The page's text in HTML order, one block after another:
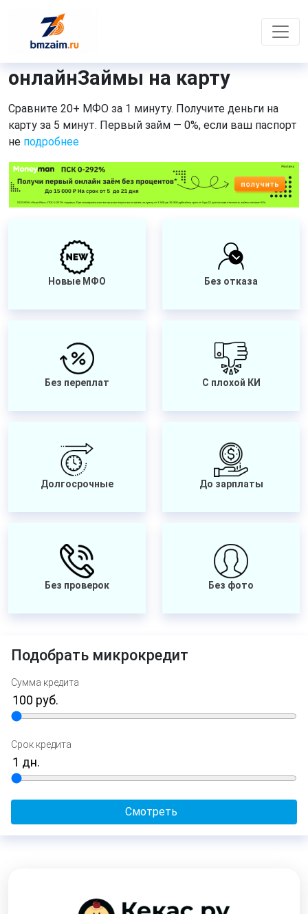
онлайнЗаймы на карту
Сравните 20+ МФО за 1 минуту. Получите деньги на
карту за 5 минут. Первый займ — 0%, если ваш паспорт
не подробнее
Новые МФО Без отказа
Без переплат С плохой КИ
Долгосрочные До зарплаты
Без проверок Без фото
Подобрать микрокредит
Сумма кредита
Срок кредита
Смотреть